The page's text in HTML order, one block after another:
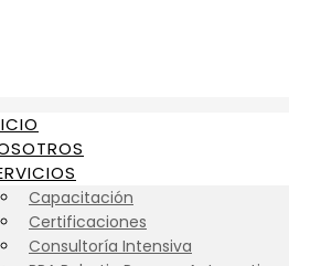
Capacitación
Certificaciones
Consultoría Intensiva